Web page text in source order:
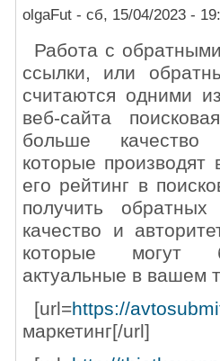
olgaFut- сб, 15/04/2023 -
Работа с
ссылки, или
считаются одними
веб-сайта
больше качество
которые
его рейтинг в
получить
качество и
которые могут
актуальные в вашем
[url=https://
маркетинг[/url]